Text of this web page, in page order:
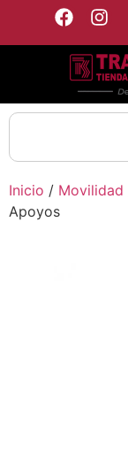
Inicio / Movilidad
Apoyos